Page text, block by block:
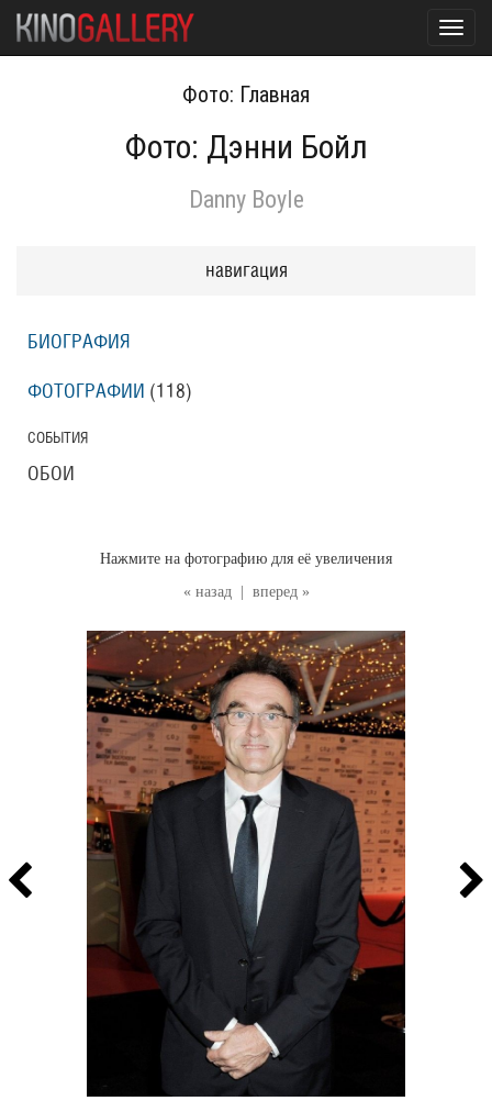
Фото: Главная
Фото: Дэнни Бойл
Danny Boyle
« назад вперед »
Нажмите на фотографию для её увеличения
навигация
БИОГРАФИЯ
ФОТОГРАФИИ (118)
СОБЫТИЯ
ОБОИ